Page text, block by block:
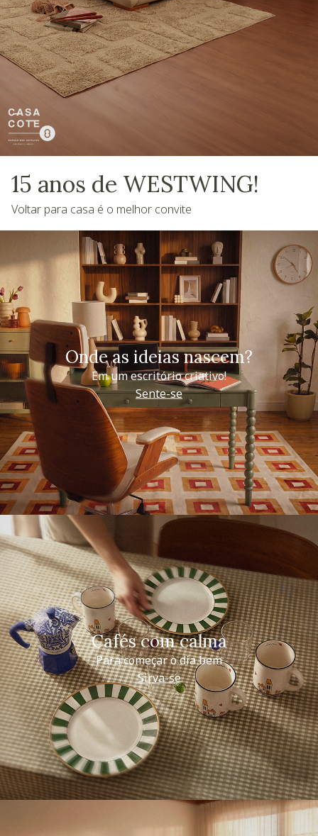
15 anos de WESTWING!
Voltar para casa é o melhor convite
Onde as ideias nascem?
Em um escritório criativo!
Sente-se
Cafés com calma
Para começar o dia bem
Sirva-se